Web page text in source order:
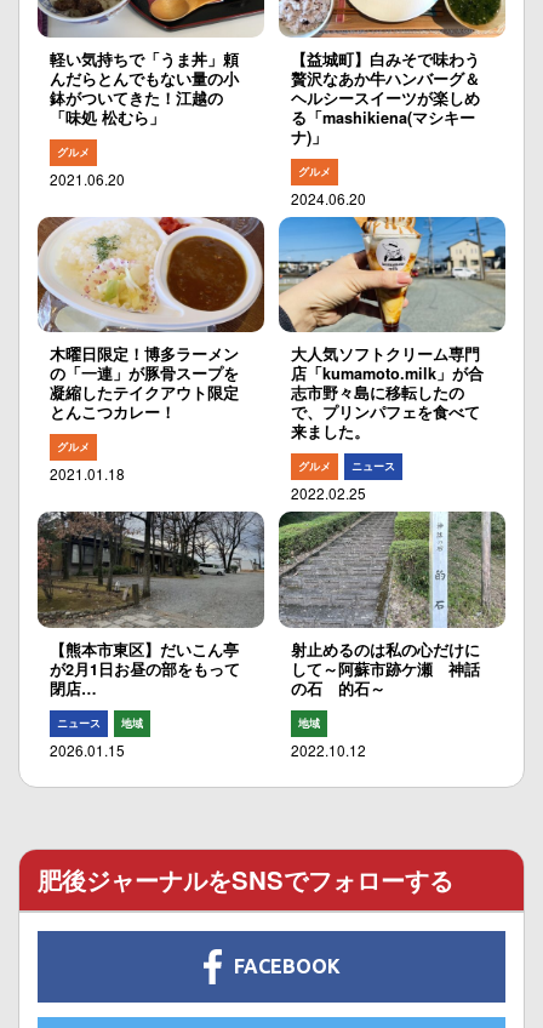
軽い気持ちで「うま丼」頼
んだらとんでもない量の小
鉢がついてきた！江越の
「味処 松むら」
グルメ
2021.06.20
【益城町】白みそで味わう
贅沢なあか牛ハンバーグ＆
ヘルシースイーツが楽しめ
る「mashikiena(マシキー
ナ)」
グルメ
2024.06.20
木曜日限定！博多ラーメン
の「一連」が豚骨スープを
凝縮したテイクアウト限定
とんこつカレー！
グルメ
2021.01.18
大人気ソフトクリーム専門
店「kumamoto.milk」が合
志市野々島に移転したの
で、プリンパフェを食べて
来ました。
グルメ ニュース
2022.02.25
【熊本市東区】だいこん亭
が2月1日お昼の部をもって
閉店…
ニュース 地域
2026.01.15
射止めるのは私の心だけに
して～阿蘇市跡ケ瀬 神話
の石 的石～
地域
2022.10.12
肥後ジャーナルをSNSでフォローする
FACEBOOK